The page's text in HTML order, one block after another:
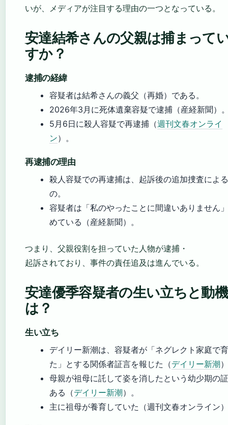
いが、メディアが注目する理由の一つとなっている。
安達結希さんの父親は捕まって
すか？
逮捕の経緯
容疑者は結希さんの義父（再婚）である。
2026年3月に死体遺棄容疑で逮捕（産経新聞）
5月6日に殺人容疑で再逮捕（週刊文春オンライ
ン）。
再逮捕の理由
殺人容疑での再逮捕は、起訴後の追加捜査によ
の。
容疑者は「私のやったことに間違いありません
めている（産経新聞）。
つまり、父親役割を担っていた人物が逮捕・
起訴されており、事件の責任追及は進んでいる。
安達優季容疑者の生い立ちと動機
は？
生い立ち
デイリー新潮は、容疑者が「ネグレクト家庭で
た」とする関係者証言を報じた（デイリー新潮
母親が祖母に託して姿を消したという幼少期の
ある（デイリー新潮）。
主に祖母が養育していた（週刊文春オンライン